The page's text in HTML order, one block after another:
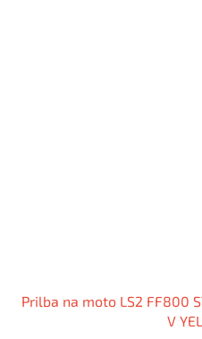
Prilba na moto LS2 FF800
V